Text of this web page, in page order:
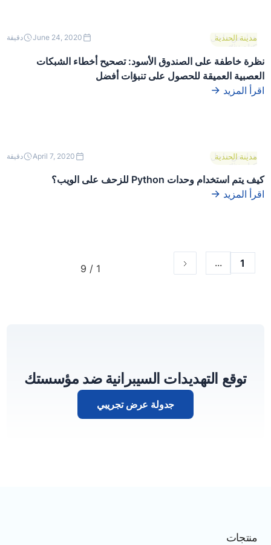
هذا نص داخل
كتلة div.
مدينة الحندية June 24, 2020 دقيقة
نظرة خاطفة على الصندوق الأسود: تصحيح أخطاء الشبكات
العصبية العميقة للحصول على تنبؤات أفضل
اقرأ المزيد
هذا نص داخل
كتلة div.
مدينة الحندية April 7, 2020 دقيقة
كيف يتم استخدام وحدات Python للزحف على الويب؟
اقرأ المزيد
1
...
1 / 9
توقع التهديدات السيبرانية ضد مؤسستك
جدولة عرض تجريبي
منتجات